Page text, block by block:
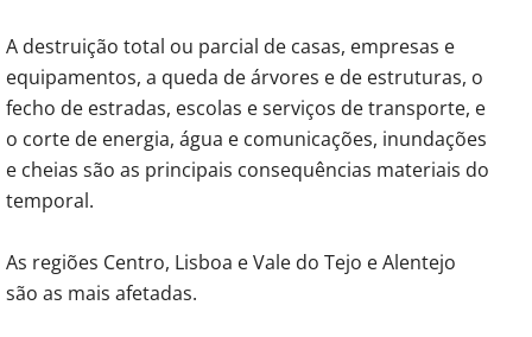
A destruição total ou parcial de casas, empresas e
equipamentos, a queda de árvores e de estruturas, o
fecho de estradas, escolas e serviços de transporte, e
o corte de energia, água e comunicações, inundações
e cheias são as principais consequências materiais do
temporal.
As regiões Centro, Lisboa e Vale do Tejo e Alentejo
são as mais afetadas.